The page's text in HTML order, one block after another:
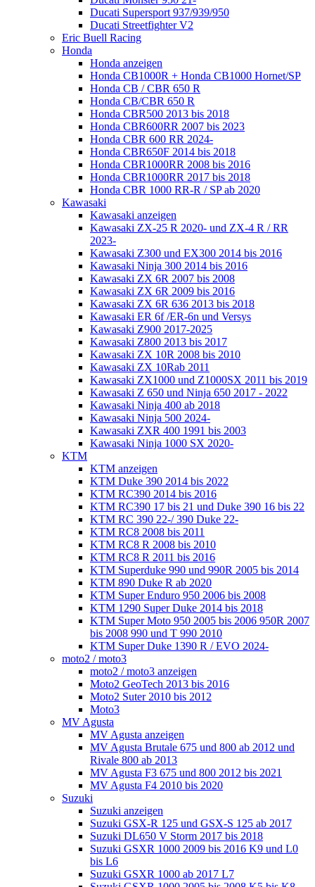
Ducati Supersport 937/939/950
Ducati Streetfighter V2
Eric Buell Racing
Honda
Honda anzeigen
Honda CB1000R + Honda CB1000 Hornet/SP
Honda CB / CBR 650 R
Honda CB/CBR 650 R
Honda CBR500 2013 bis 2018
Honda CBR600RR 2007 bis 2023
Honda CBR 600 RR 2024-
Honda CBR650F 2014 bis 2018
Honda CBR1000RR 2008 bis 2016
Honda CBR1000RR 2017 bis 2018
Honda CBR 1000 RR-R / SP ab 2020
Kawasaki
Kawasaki anzeigen
Kawasaki ZX-25 R 2020- und ZX-4 R / RR
2023-
Kawasaki Z300 und EX300 2014 bis 2016
Kawasaki Ninja 300 2014 bis 2016
Kawasaki ZX 6R 2007 bis 2008
Kawasaki ZX 6R 2009 bis 2016
Kawasaki ZX 6R 636 2013 bis 2018
Kawasaki ER 6f /ER-6n und Versys
Kawasaki Z900 2017-2025
Kawasaki Z800 2013 bis 2017
Kawasaki ZX 10R 2008 bis 2010
Kawasaki ZX 10Rab 2011
Kawasaki ZX1000 und Z1000SX 2011 bis 2019
Kawasaki Z 650 und Ninja 650 2017 - 2022
Kawasaki Ninja 400 ab 2018
Kawasaki Ninja 500 2024-
Kawasaki ZXR 400 1991 bis 2003
Kawasaki Ninja 1000 SX 2020-
KTM
KTM anzeigen
KTM Duke 390 2014 bis 2022
KTM RC390 2014 bis 2016
KTM RC390 17 bis 21 und Duke 390 16 bis 22
KTM RC 390 22-/ 390 Duke 22-
KTM RC8 2008 bis 2011
KTM RC8 R 2008 bis 2010
KTM RC8 R 2011 bis 2016
KTM Superduke 990 und 990R 2005 bis 2014
KTM 890 Duke R ab 2020
KTM Super Enduro 950 2006 bis 2008
KTM 1290 Super Duke 2014 bis 2018
KTM Super Moto 950 2005 bis 2006 950R 2007
bis 2008 990 und T 990 2010
KTM Super Duke 1390 R / EVO 2024-
moto2 / moto3
moto2 / moto3 anzeigen
Moto2 GeoTech 2013 bis 2016
Moto2 Suter 2010 bis 2012
Moto3
MV Agusta
MV Agusta anzeigen
MV Agusta Brutale 675 und 800 ab 2012 und
Rivale 800 ab 2013
MV Agusta F3 675 und 800 2012 bis 2021
MV Agusta F4 2010 bis 2020
Suzuki
Suzuki anzeigen
Suzuki GSX-R 125 und GSX-S 125 ab 2017
Suzuki DL650 V Storm 2017 bis 2018
Suzuki GSXR 1000 2009 bis 2016 K9 und L0
bis L6
Suzuki GSXR 1000 ab 2017 L7